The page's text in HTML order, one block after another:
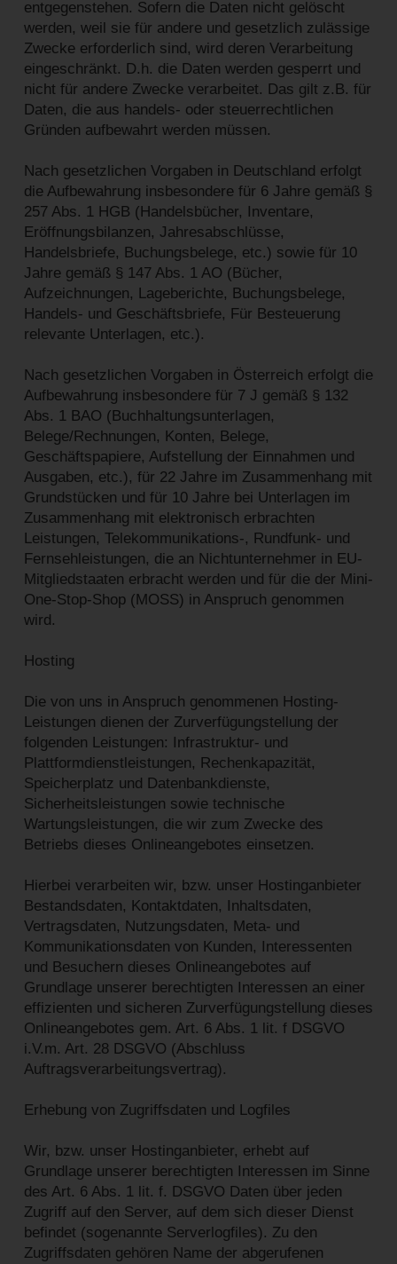
entgegenstehen. Sofern die Daten nicht gelöscht
werden, weil sie für andere und gesetzlich zulässige
Zwecke erforderlich sind, wird deren Verarbeitung
eingeschränkt. D.h. die Daten werden gesperrt und
nicht für andere Zwecke verarbeitet. Das gilt z.B. für
Daten, die aus handels- oder steuerrechtlichen
Gründen aufbewahrt werden müssen.
Nach gesetzlichen Vorgaben in Deutschland erfolgt
die Aufbewahrung insbesondere für 6 Jahre gemäß §
257 Abs. 1 HGB (Handelsbücher, Inventare,
Eröffnungsbilanzen, Jahresabschlüsse,
Handelsbriefe, Buchungsbelege, etc.) sowie für 10
Jahre gemäß § 147 Abs. 1 AO (Bücher,
Aufzeichnungen, Lageberichte, Buchungsbelege,
Handels- und Geschäftsbriefe, Für Besteuerung
relevante Unterlagen, etc.).
Nach gesetzlichen Vorgaben in Österreich erfolgt die
Aufbewahrung insbesondere für 7 J gemäß § 132
Abs. 1 BAO (Buchhaltungsunterlagen,
Belege/Rechnungen, Konten, Belege,
Geschäftspapiere, Aufstellung der Einnahmen und
Ausgaben, etc.), für 22 Jahre im Zusammenhang mit
Grundstücken und für 10 Jahre bei Unterlagen im
Zusammenhang mit elektronisch erbrachten
Leistungen, Telekommunikations-, Rundfunk- und
Fernsehleistungen, die an Nichtunternehmer in EU-
Mitgliedstaaten erbracht werden und für die der Mini-
One-Stop-Shop (MOSS) in Anspruch genommen
wird.
Hosting
Die von uns in Anspruch genommenen Hosting-
Leistungen dienen der Zurverfügungstellung der
folgenden Leistungen: Infrastruktur- und
Plattformdienstleistungen, Rechenkapazität,
Speicherplatz und Datenbankdienste,
Sicherheitsleistungen sowie technische
Wartungsleistungen, die wir zum Zwecke des
Betriebs dieses Onlineangebotes einsetzen.
Hierbei verarbeiten wir, bzw. unser Hostinganbieter
Bestandsdaten, Kontaktdaten, Inhaltsdaten,
Vertragsdaten, Nutzungsdaten, Meta- und
Kommunikationsdaten von Kunden, Interessenten
und Besuchern dieses Onlineangebotes auf
Grundlage unserer berechtigten Interessen an einer
effizienten und sicheren Zurverfügungstellung dieses
Onlineangebotes gem. Art. 6 Abs. 1 lit. f DSGVO
i.V.m. Art. 28 DSGVO (Abschluss
Auftragsverarbeitungsvertrag).
Erhebung von Zugriffsdaten und Logfiles
Wir, bzw. unser Hostinganbieter, erhebt auf
Grundlage unserer berechtigten Interessen im Sinne
des Art. 6 Abs. 1 lit. f. DSGVO Daten über jeden
Zugriff auf den Server, auf dem sich dieser Dienst
befindet (sogenannte Serverlogfiles). Zu den
Zugriffsdaten gehören Name der abgerufenen